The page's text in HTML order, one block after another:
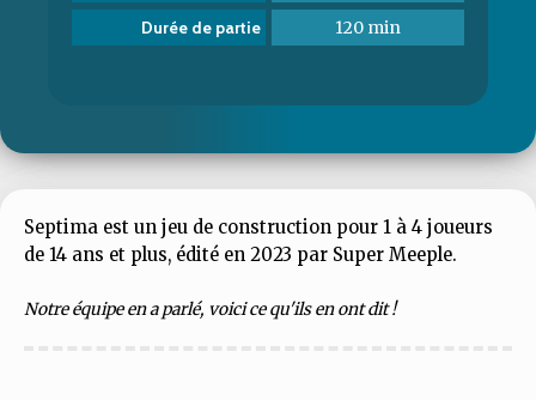
Durée de partie 120 min
Septima est un jeu de construction pour 1 à 4 joueurs
de 14 ans et plus, édité en 2023 par Super Meeple.
Notre équipe en a parlé, voici ce qu'ils en ont dit !